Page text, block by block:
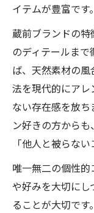
イテムが豊富です。
蔵前ブランドの
のディテールま
ば、天然素材の
法を現代的にア
ない存在感を放
ン好きの方からも
「他人と被らな
唯一無二の個性
や好みを大切に
ることが大切で